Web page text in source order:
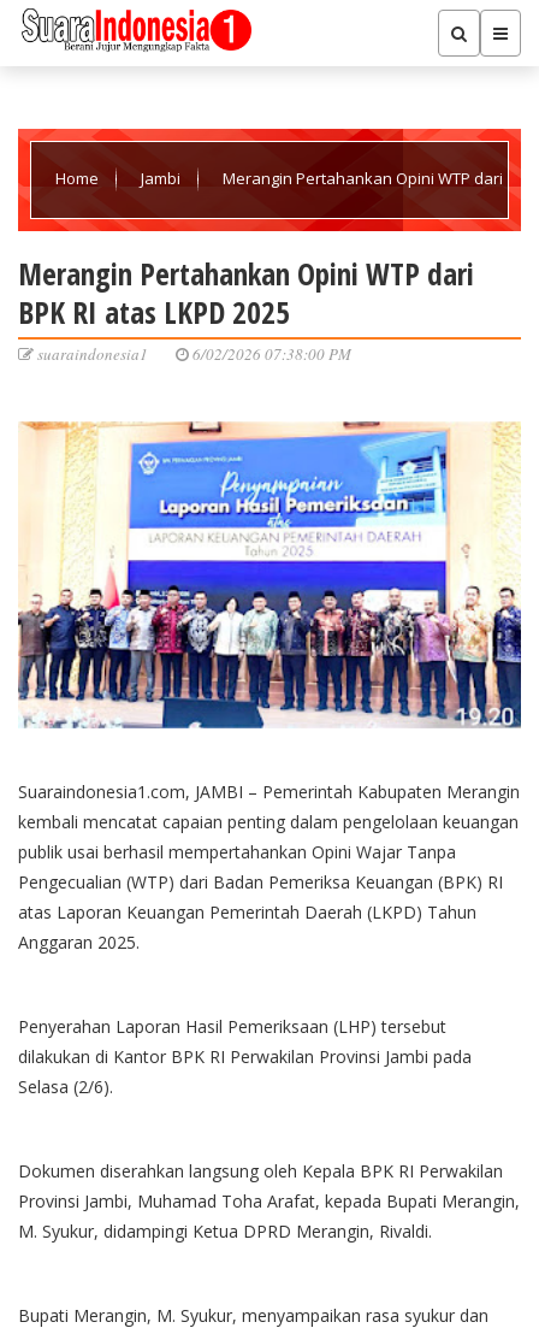
Home Jambi Merangin Pertahankan Opini WTP dari
Merangin Pertahankan Opini WTP dari
BPK RI atas LKPD 2025
suaraindonesia1 6/02/2026 07:38:00 PM
Suaraindonesia1.com, JAMBI – Pemerintah Kabupaten Merangin
kembali mencatat capaian penting dalam pengelolaan keuangan
publik usai berhasil mempertahankan Opini Wajar Tanpa
Pengecualian (WTP) dari Badan Pemeriksa Keuangan (BPK) RI
atas Laporan Keuangan Pemerintah Daerah (LKPD) Tahun
Anggaran 2025.
Penyerahan Laporan Hasil Pemeriksaan (LHP) tersebut
dilakukan di Kantor BPK RI Perwakilan Provinsi Jambi pada
Selasa (2/6).
Dokumen diserahkan langsung oleh Kepala BPK RI Perwakilan
Provinsi Jambi, Muhamad Toha Arafat, kepada Bupati Merangin,
M. Syukur, didampingi Ketua DPRD Merangin, Rivaldi.
Bupati Merangin, M. Syukur, menyampaikan rasa syukur dan